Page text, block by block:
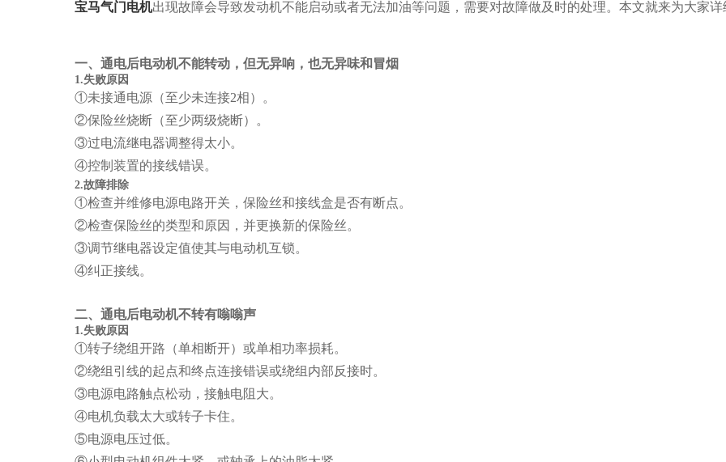
宝马气门电机出现故障会导致发动机不能启动或者无法加油等问题，需要对故障做及时的处理。本文就来为大家详
一、通电后电动机不能转动，但无异响，也无异味和冒烟
1.失败原因
①未接通电源（至少未连接2相）。
②保险丝烧断（至少两级烧断）。
③过电流继电器调整得太小。
④控制装置的接线错误。
2.故障排除
①检查并维修电源电路开关，保险丝和接线盒是否有断点。
②检查保险丝的类型和原因，并更换新的保险丝。
③调节继电器设定值使其与电动机互锁。
④纠正接线。
二、通电后电动机不转有嗡嗡声
1.失败原因
①转子绕组开路（单相断开）或单相功率损耗。
②绕组引线的起点和终点连接错误或绕组内部反接时。
③电源电路触点松动，接触电阻大。
④电机负载太大或转子卡住。
⑤电源电压过低。